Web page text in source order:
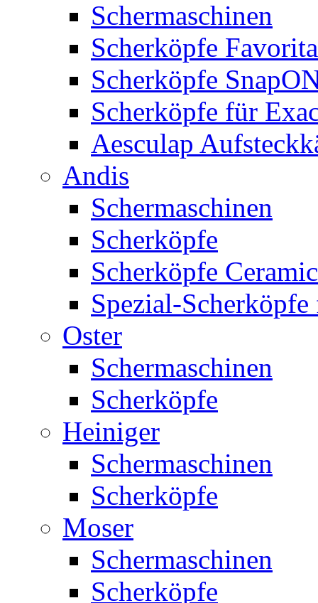
Schermaschinen
Scherköpfe
Scherköpfe
Scherköpfe für
Aesculap
Andis
Schermaschinen
Scherköpfe
Scherköpfe Ceramic
Spezial-
Oster
Schermaschinen
Scherköpfe
Heiniger
Schermaschinen
Scherköpfe
Moser
Schermaschinen
Scherköpfe